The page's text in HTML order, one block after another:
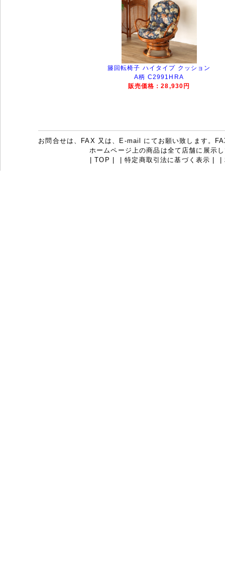
籐回転椅子 ハイタイプ クッション
A柄 C2991HRA
販売価格：28,930円
お問合せは、FAX 又は、E-mail にてお願い致します。
ホームページ上の商品は全て店舗に展示
|TOP | |特定商取引法に基づく表示 | |